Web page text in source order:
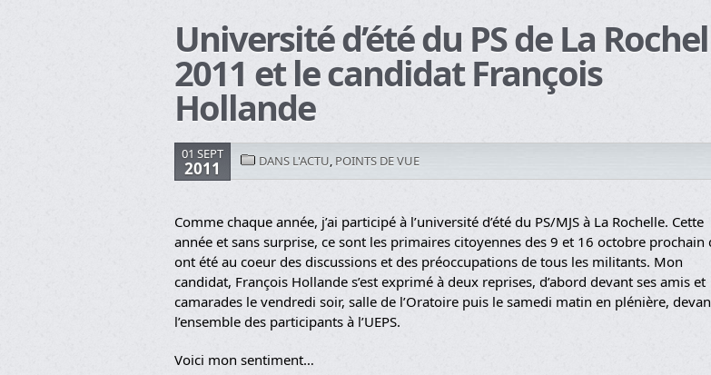
Université d’été du PS de La
2011 et le candidat François
Hollande
01 SEPT
2011 DANS L'ACTU, POINTS DE VUE
Comme chaque année, j’ai participé à l’université d’été du PS/MJS à La Rochelle. Cette
année et sans surprise, ce sont les primaires citoyennes des 9 et 16 octobre prochain
ont été au coeur des discussions et des préoccupations de tous les militants. Mon
candidat, François Hollande s’est exprimé à deux reprises, d’abord devant ses amis et
camarades le vendredi soir, salle de l’Oratoire puis le samedi matin en plénière,
l’ensemble des participants à l’UEPS.
Voici mon sentiment…